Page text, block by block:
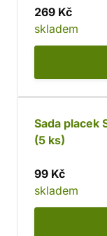
269 Kč
skladem
Sada placek
(5 ks)
99 Kč
skladem